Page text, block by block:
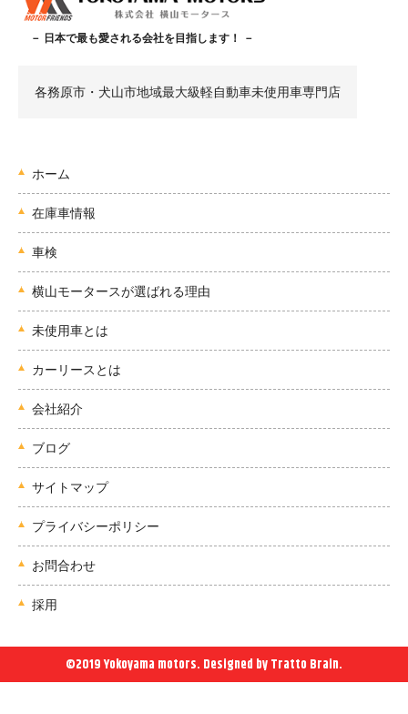
－ 日本で最も愛される会社を目指します！ －
各務原市・犬山市地域最大級軽自動車未使用車専門店
ホーム
在庫車情報
車検
横山モータースが選ばれる理由
未使用車とは
カーリースとは
会社紹介
ブログ
サイトマップ
プライバシーポリシー
お問合わせ
採用
©2019 Yokoyama motors. Designed byTratto Brain.